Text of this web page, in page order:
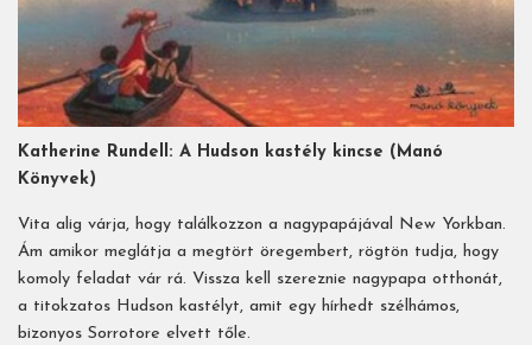
Katherine Rundell: A Hudson kastély kincse (Manó
Könyvek)
Vita alig várja, hogy találkozzon a nagypapájával New Yorkban.
Ám amikor meglátja a megtört öregembert, rögtön tudja, hogy
komoly feladat vár rá. Vissza kell szereznie nagypapa otthonát,
a titokzatos Hudson kastélyt, amit egy hírhedt szélhámos,
bizonyos Sorrotore elvett tőle.